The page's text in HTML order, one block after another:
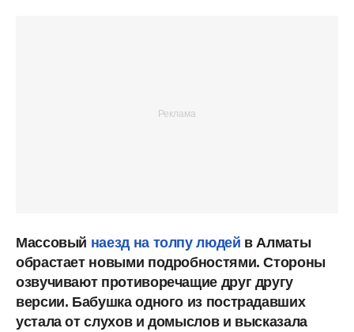
Массовый наезд на толпу людей в Алматы
обрастает новыми подробностями. Стороны
озвучивают противоречащие друг другу
версии. Бабушка одного из пострадавших
устала от слухов и домыслов и высказала